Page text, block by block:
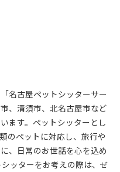
名古屋ペットシッターサー
、清須市、北名古屋市など
ます。ペットシッターとし
のペットに対応し、旅行や
、日常のお世話を心を込め
ッターをお考えの際は、ぜ